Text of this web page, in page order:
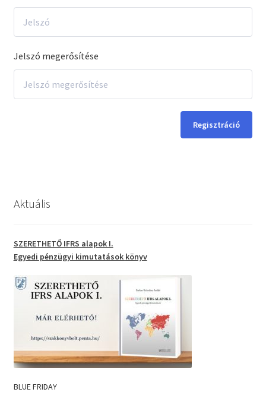
Jelszó megerősítése
Regisztráció
Aktuális
SZERETHETŐ IFRS alapok I.
Egyedi pénzügyi kimutatások könyv
BLUE FRIDAY